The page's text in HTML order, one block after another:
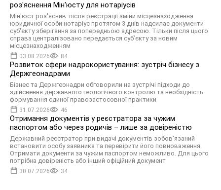
роз'яснення Мін'юсту для нотаріусів
Мін'юст роз'яснив: після реєстрації зміни місцезнаходження
юридичної особи нотаріус протягом 3 днів надсилає документи
суб'єкту зберігання за попередньою адресою. Тільки після цього
справа централізовано передається суб’єкту за новим
місцезнаходженням
03.08.2026 84
Розвиток сфери надрокористування: зустріч бізнесу з
Держгеонадрами
Бізнес та Держгеонадри обговорили на зустрічі підходи до
здійснення державного геологічного контролю та необхідність
формування єдиної правозастосовної практики
31.07.2026 46
Отримання документів у реєстратора за чужим
паспортом або через родичів – лише за довіреністю
Державний реєстратор при видачі документів зобов'язаний
встановити особу заявника та перевірити його повноваження.
Отримати документи за чужим паспортом неможливо. Для цього
потрібна довіреність або інший офіційний документ
30.07.2026 34